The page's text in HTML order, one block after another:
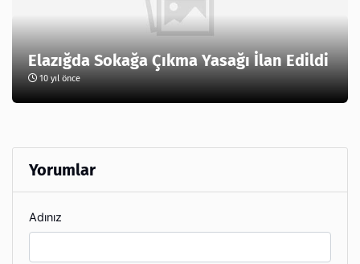
Elazığda Sokağa Çıkma Yasağı İlan Edildi
10 yıl önce
Yorumlar
Adınız